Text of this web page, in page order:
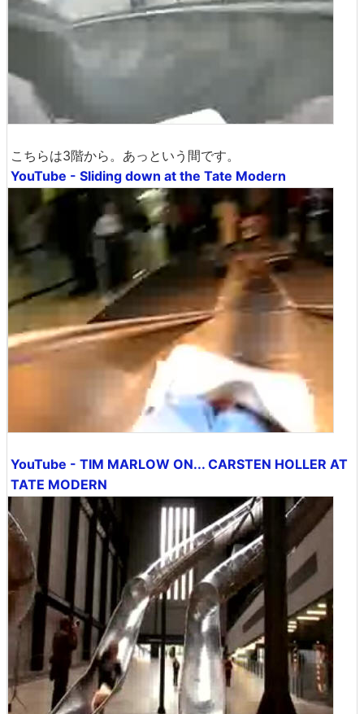
こちらは3階から。あっという間です。
YouTube - Sliding down at the Tate Modern
YouTube - TIM MARLOW ON... CARSTEN HOLLER AT
TATE MODERN